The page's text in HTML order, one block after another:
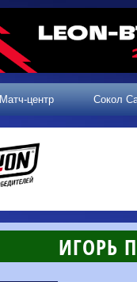
Матч-центр Сокол
ИГОРЬ